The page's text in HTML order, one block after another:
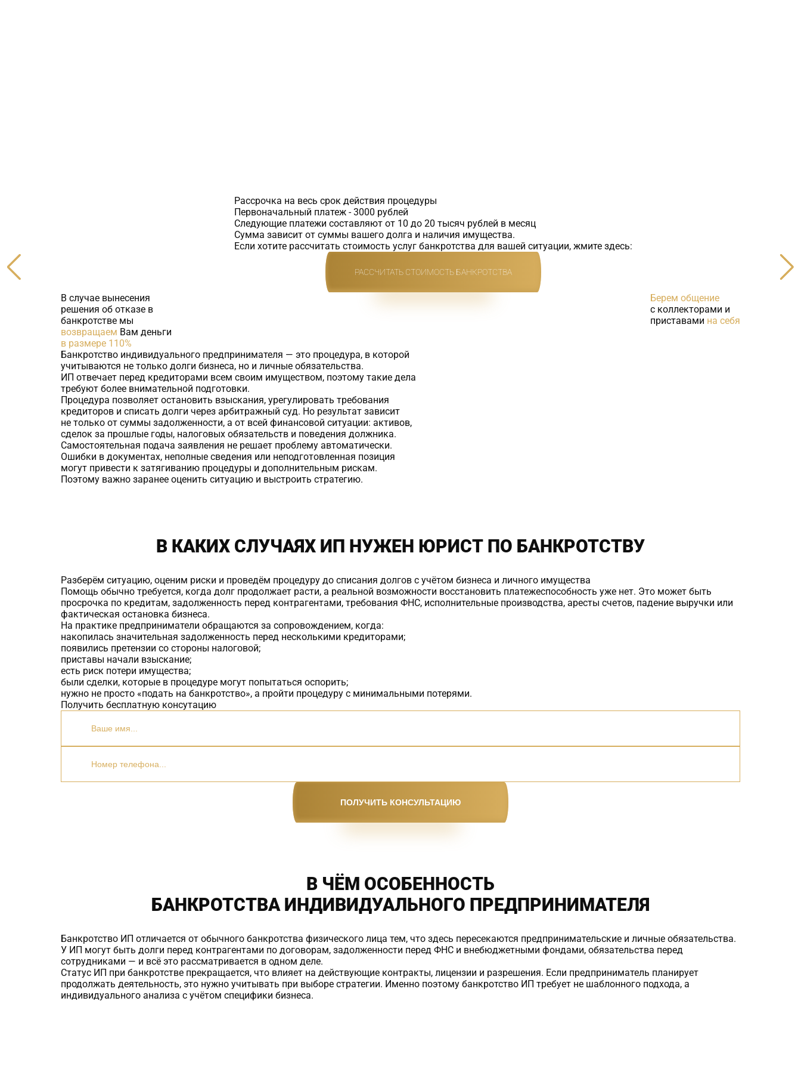
Рассрочка на весь срок действия процедуры
Первоначальный платеж - 3000 рублей
Следующие платежи составляют от 10 до 20 тысяч рублей в месяц
Сумма зависит от суммы вашего долга и наличия имущества.
Если хотите рассчитать стоимость услуг банкротства для вашей ситуации, жмите здесь:
РАССЧИТАТЬ СТОИМОСТЬ БАНКРОТСТВА
В случае вынесения
решения об отказе в
банкротстве мы
возвращаем Вам деньги
в размере 110%
Берем общение
с коллекторами и
приставами на себя
Банкротство индивидуального предпринимателя — это процедура, в которой
учитываются не только долги бизнеса, но и личные обязательства.
ИП отвечает перед кредиторами всем своим имуществом, поэтому такие дела
требуют более внимательной подготовки.
Процедура позволяет остановить взыскания, урегулировать требования
кредиторов и списать долги через арбитражный суд. Но результат зависит
не только от суммы задолженности, а от всей финансовой ситуации: активов,
сделок за прошлые годы, налоговых обязательств и поведения должника.
Самостоятельная подача заявления не решает проблему автоматически.
Ошибки в документах, неполные сведения или неподготовленная позиция
могут привести к затягиванию процедуры и дополнительным рискам.
Поэтому важно заранее оценить ситуацию и выстроить стратегию.
В КАКИХ СЛУЧАЯХ ИП НУЖЕН ЮРИСТ ПО БАНКРОТСТВУ
Разберём ситуацию, оценим риски и проведём процедуру до списания долгов с учётом бизнеса и личного имущества
Помощь обычно требуется, когда долг продолжает расти, а реальной возможности восстановить платежеспособность уже нет. Это может быть
просрочка по кредитам, задолженность перед контрагентами, требования ФНС, исполнительные производства, аресты счетов, падение выручки или
фактическая остановка бизнеса.
На практике предприниматели обращаются за сопровождением, когда:
накопилась значительная задолженность перед несколькими кредиторами;
появились претензии со стороны налоговой;
приставы начали взыскание;
есть риск потери имущества;
были сделки, которые в процедуре могут попытаться оспорить;
нужно не просто «подать на банкротство», а пройти процедуру с минимальными потерями.
Получить бесплатную консутацию
ПОЛУЧИТЬ КОНСУЛЬТАЦИЮ
В ЧЁМ ОСОБЕННОСТЬ
БАНКРОТСТВА ИНДИВИДУАЛЬНОГО ПРЕДПРИНИМАТЕЛЯ
Банкротство ИП отличается от обычного банкротства физического лица тем, что здесь пересекаются предпринимательские и личные обязательства.
У ИП могут быть долги перед контрагентами по договорам, задолженности перед ФНС и внебюджетными фондами, обязательства перед
сотрудниками — и всё это рассматривается в одном деле.
Статус ИП при банкротстве прекращается, что влияет на действующие контракты, лицензии и разрешения. Если предприниматель планирует
продолжать деятельность, это нужно учитывать при выборе стратегии. Именно поэтому банкротство ИП требует не шаблонного подхода, а
индивидуального анализа с учётом специфики бизнеса.